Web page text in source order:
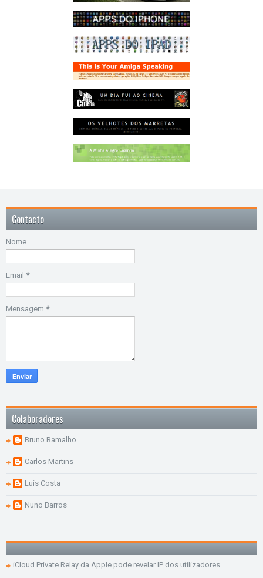
Contacto
Nome
Email *
Mensagem *
Colaboradores
Bruno Ramalho
Carlos Martins
Luís Costa
Nuno Barros
iCloud Private Relay da Apple pode revelar IP dos utilizadores